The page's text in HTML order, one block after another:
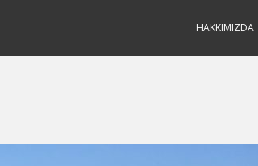
HAKKIMIZDA